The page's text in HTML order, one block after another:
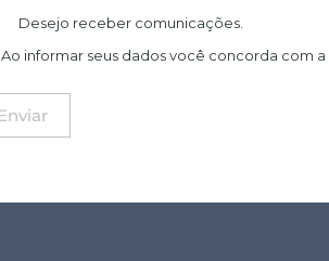
Desejo receber comunicações.
Ao informar seus dados você concorda com a